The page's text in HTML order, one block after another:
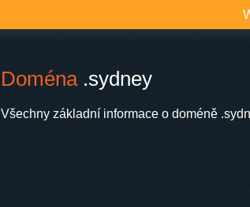
Doména.sydney
Všechny základní informace o doméně